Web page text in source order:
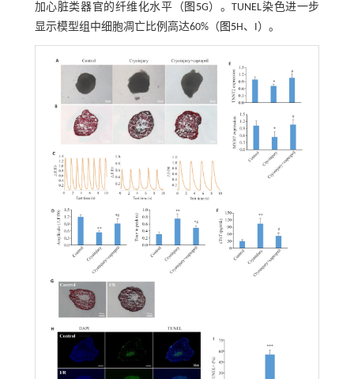
加心脏类器官的纤维化水平（ 图5G）。TUNEL染色进一步
显示模型组中细胞凋亡比例高达60%（ 图5H、I）。